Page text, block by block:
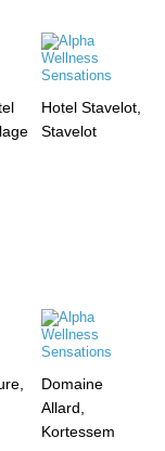
Hotel Stavelot,
Stavelot
Domaine
Allard,
Kortessem